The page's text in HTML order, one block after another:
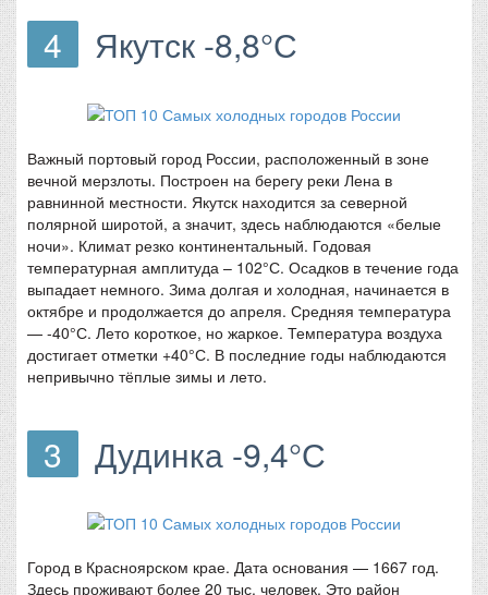
4 Якутск -8,8°С
Важный портовый город России, расположенный в зоне
вечной мерзлоты. Построен на берегу реки Лена в
равнинной местности. Якутск находится за северной
полярной широтой, а значит, здесь наблюдаются «белые
ночи». Климат резко континентальный. Годовая
температурная амплитуда – 102°С. Осадков в течение года
выпадает немного. Зима долгая и холодная, начинается в
октябре и продолжается до апреля. Средняя температура
— -40°С. Лето короткое, но жаркое. Температура воздуха
достигает отметки +40°С. В последние годы наблюдаются
непривычно тёплые зимы и лето.
3 Дудинка -9,4°С
Город в Красноярском крае. Дата основания — 1667 год.
Здесь проживают более 20 тыс. человек. Это район